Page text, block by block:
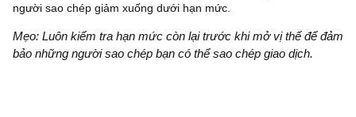
người sao chép giảm xuống dưới hạn mức.
Mẹo: Luôn kiểm tra hạn mức còn lại trước khi mở vị thế để đảm
bảo những người sao chép bạn có thể sao chép giao dịch.